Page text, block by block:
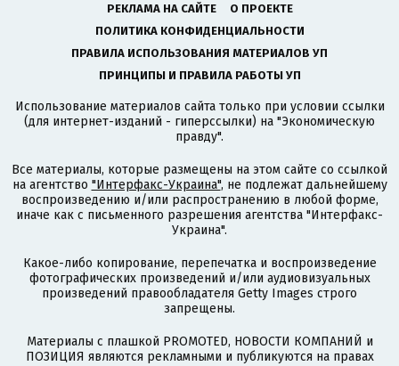
РЕКЛАМА НА САЙТЕ
О ПРОЕКТЕ
ПОЛИТИКА КОНФИДЕНЦИАЛЬНОСТИ
ПРАВИЛА ИСПОЛЬЗОВАНИЯ МАТЕРИАЛОВ УП
ПРИНЦИПЫ И ПРАВИЛА РАБОТЫ УП
Использование материалов сайта только при условии ссылки
(для интернет-изданий - гиперссылки) на "Экономическую
правду".
Все материалы, которые размещены на этом сайте со ссылкой
на агентство "Интерфакс-Украина", не подлежат дальнейшему
воспроизведению и/или распространению в любой форме,
иначе как с письменного разрешения агентства "Интерфакс-
Украина".
Какое-либо копирование, перепечатка и воспроизведение
фотографических произведений и/или аудиовизуальных
произведений правообладателя Getty Images строго
запрещены.
Материалы с плашкой PROMOTED, НОВОСТИ КОМПАНИЙ и
ПОЗИЦИЯ являются рекламными и публикуются на правах